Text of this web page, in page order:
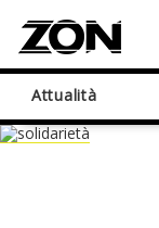
Attualità